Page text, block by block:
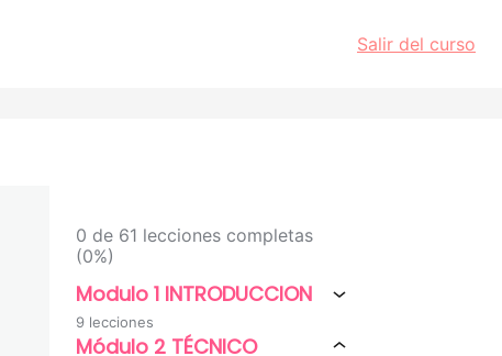
Salir del curso
0 de 61 lecciones completas
(0%)
Modulo 1 INTRODUCCION
9 lecciones
Módulo 2 TÉCNICO